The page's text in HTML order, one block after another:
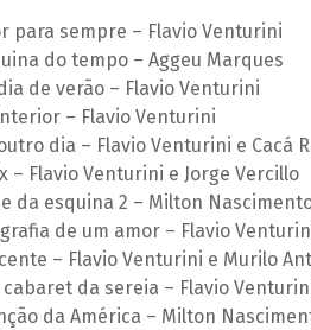
para sempre – Flavio Venturini
do tempo – Aggeu Marques
de verão – Flavio Venturini
– Flavio Venturini
dia – Flavio Venturini e Cacá
– Flavio Venturini e Jorge Vercillo
da esquina 2 – Milton
de um amor – Flavio
– Flavio Venturini e Murilo
cabaret da sereia – Flavio
da América – Milton